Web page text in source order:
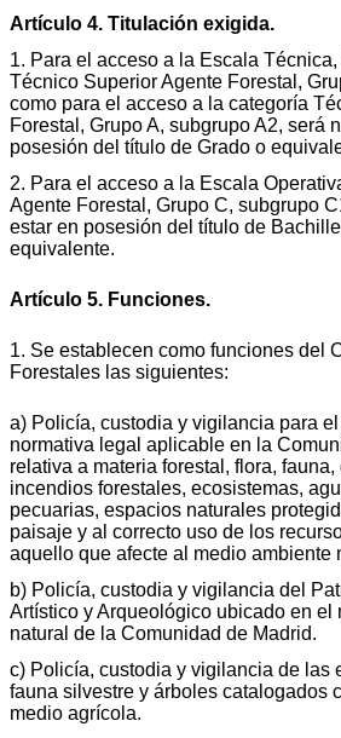
Artículo 4. Titulación exigida.
1. Para el acceso a la Escala
Técnico Superior Agente Forestal,
como para el acceso a la categoría
Forestal, Grupo A, subgrupo A2, será
posesión del título de Grado o
2. Para el acceso a la Escala
Agente Forestal, Grupo C, subgrupo
estar en posesión del título de
equivalente.
Artículo 5. Funciones.
1. Se establecen como funciones del
Forestales las siguientes:
a) Policía, custodia y vigilancia para
normativa legal aplicable en la
relativa a materia forestal, flora, fauna,
incendios forestales, ecosistemas,
pecuarias, espacios naturales
paisaje y al correcto uso de los
aquello que afecte al medio ambiente
b) Policía, custodia y vigilancia del
Artístico y Arqueológico ubicado en el
natural de la Comunidad de Madrid.
c) Policía, custodia y vigilancia de las
fauna silvestre y árboles catalogados
medio agrícola.